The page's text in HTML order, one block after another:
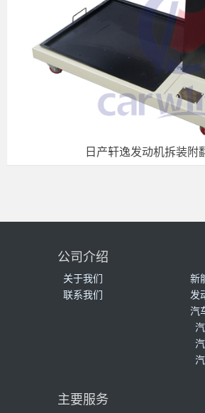
日产轩逸发动机拆装附
公司介绍
关于我们
联系我们
新
发
汽
主要服务